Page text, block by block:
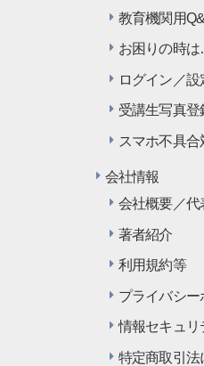
教育機関用
お困りの時
ログイン／設
受講生写真登
スマホ不具合
会社情報
会社概要／代
著者紹介
利用規約等
プライバシー
情報セキュリ
特定商取引法